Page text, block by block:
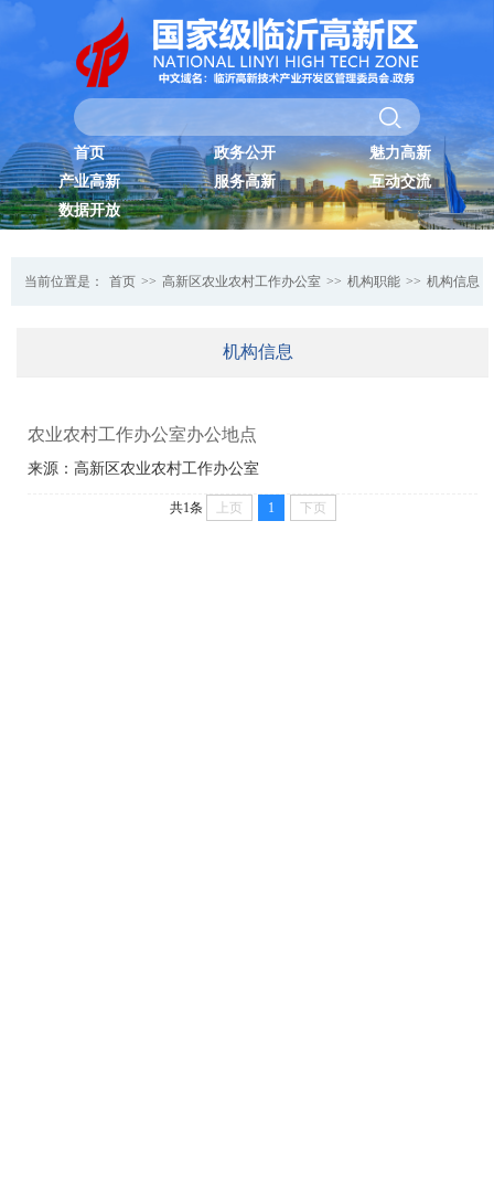
首页 政务公开
魅力高新
产业高新
服务高新
互动交流
数据开放
当前位置是： 首页 >> 高新区农业农村工作办公室 >> 机构职能 >> 机构信息
机构信息
农业农村工作办公室办公地点
来源：高新区农业农村工作办公室
共1条 上页 1 下页